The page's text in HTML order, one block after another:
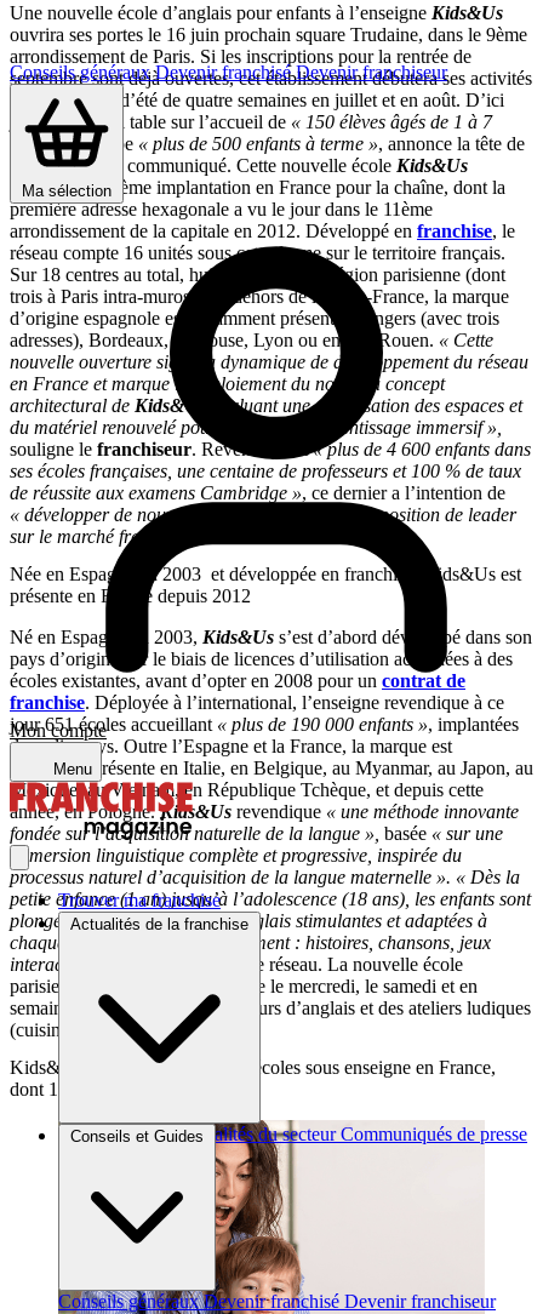
Conseils générauxDevenir franchiséDevenir franchiseur
Ma sélection
Mon compte
Menu
Trouver ma franchise
Actualités de la franchise
Brèves et actus Actualités du secteur Communiqués de presse
Conseils et Guides
Conseils généraux Devenir franchisé Devenir franchiseur
Une nouvelle école d’anglais pour enfants à l’enseigne Kids&Us
ouvrira ses portes le 16 juin prochain square Trudaine, dans le 9ème
arrondissement de Paris. Si les inscriptions pour la rentrée de
septembre sont déjà ouvertes, cet établissement débutera ses activités
par des stages d’été de quatre semaines en juillet et en août. D’ici
janvier 2026, il table sur l’accueil de « 150 élèves âgés de 1 à 7
ans »et anticipe « plus de 500 enfants à terme », annonce la tête de
réseau dans un communiqué. Cette nouvelle école Kids&Us
constitue la 18ème implantation en France pour la chaîne, dont la
première adresse hexagonale a vu le jour dans le 11ème
arrondissement de la capitale en 2012. Développé en franchise, le
réseau compte 16 unités sous cette forme sur le territoire français.
Sur 18 centres au total, huit sont situés en région parisienne (dont
trois à Paris intra-muros). En dehors de l’Ile-de-France, la marque
d’origine espagnole est notamment présente à Angers (avec trois
adresses), Bordeaux, Toulouse, Lyon ou encore Rouen. « Cette
nouvelle ouverture signe la dynamique de développement du réseau
en France et marque le déploiement du nouveau concept
architectural de Kids&Us
, incluant une optimisation des espaces et
du matériel renouvelé pour favoriser l’apprentissage immersif »,
souligne le franchiseur. Revendiquant« plus de 4 600 enfants dans
ses écoles françaises, une centaine de professeurs et 100 % de taux
de réussite aux examens Cambridge », ce dernier a l’intention de
« développer de nouvelles villes et d’affirmer sa position de leader
sur le marché français »
Née en Espagne en 2003 et développée en franchise, Kids&Us est
présente en France depuis 2012
Né en Espagne en 2003, Kids&Us s’est d’abord développé dans son
pays d’origine par le biais de licences d’utilisation accordées à des
écoles existantes, avant d’opter en 2008 pour un contrat de
franchise. Déployée à l’international, l’enseigne revendique à ce
jour 651 écoles accueillant « plus de 190 000 enfants », implantées
dans dix pays. Outre l’Espagne et la France, la marque est
également présente en Italie, en Belgique, au Myanmar, au Japon, au
Mexique, au Vietnam, en République Tchèque, et depuis cette
année, en Pologne.Kids&Us revendique « une méthode innovante
fondée sur l’acquisition naturelle de la langue », basée « sur une
immersion linguistique complète et progressive, inspirée du
processus naturel d’acquisition de la langue maternelle ». « Dès la
petite enfance (1 an) jusqu’à l’adolescence (18 ans), les enfants sont
plongés dans des activités en anglais stimulantes et adaptées à
chaque étape de leur développement : histoires, chansons, jeux
interactifs… »
, explique la tête de réseau. La nouvelle école
parisienne proposera par exemple le mercredi, le samedi et en
semaine (après les cours), des cours d’anglais et des ateliers ludiques
(cuisine, sciences…).
Kids&Us compte désormais 18 écoles sous enseigne en France,
dont 16 en franchise